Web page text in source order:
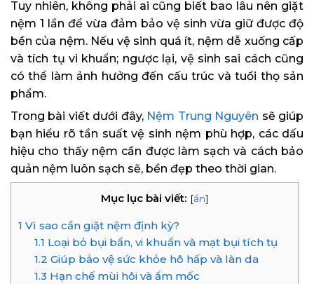
Tuy nhiên, không phải ai cũng biết bao lâu nên giặt
nệm 1 lần để vừa đảm bảo vệ sinh vừa giữ được độ
bền của nệm. Nếu vệ sinh quá ít, nệm dễ xuống cấp
và tích tụ vi khuẩn; ngược lại, vệ sinh sai cách cũng
có thể làm ảnh hưởng đến cấu trúc và tuổi thọ sản
phẩm.
Trong bài viết dưới đây, Nệm Trung Nguyên sẽ giúp
bạn hiểu rõ tần suất vệ sinh nệm phù hợp, các dấu
hiệu cho thấy nệm cần được làm sạch và cách bảo
quản nệm luôn sạch sẽ, bền đẹp theo thời gian.
Mục lục bài viết: [ẩn]
1 Vì sao cần giặt nệm định kỳ?
1.1 Loại bỏ bụi bẩn, vi khuẩn và mạt bụi tích tụ
1.2 Giúp bảo vệ sức khỏe hô hấp và làn da
1.3 Hạn chế mùi hôi và ẩm mốc